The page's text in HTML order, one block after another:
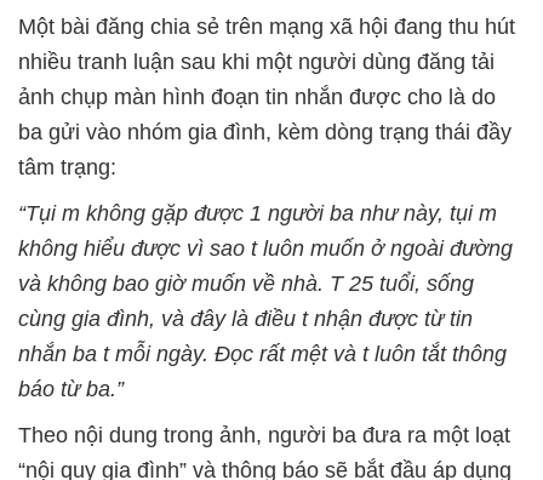
Một bài đăng chia sẻ trên mạng xã hội đang thu hút
nhiều tranh luận sau khi một người dùng đăng tải
ảnh chụp màn hình đoạn tin nhắn được cho là do
ba gửi vào nhóm gia đình, kèm dòng trạng thái đầy
tâm trạng:
“Tụi m không gặp được 1 người ba như này, tụi m
không hiểu được vì sao t luôn muốn ở ngoài đường
và không bao giờ muốn về nhà. T 25 tuổi, sống
cùng gia đình, và đây là điều t nhận được từ tin
nhắn ba t mỗi ngày. Đọc rất mệt và t luôn tắt thông
báo từ ba.”
Theo nội dung trong ảnh, người ba đưa ra một loạt
“nội quy gia đình” và thông báo sẽ bắt đầu áp dụng